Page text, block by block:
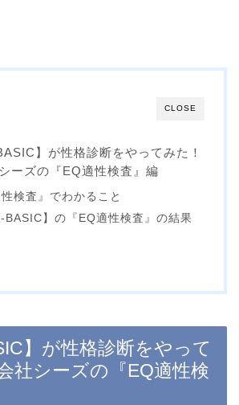
CLOSE
】が性格診断をやってみた！
ーズの『EQ適性検査』編
性検査』でわかること
BASIC】の『EQ適性検査』の結果
】が性格診断をやって
社シーズの『EQ適性検